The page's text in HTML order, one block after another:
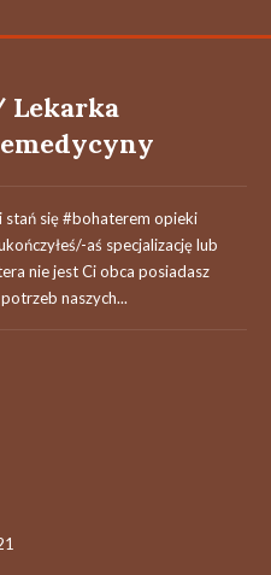
Lekarka
stań się #bohaterem​ opieki
aś specjalizację lub
nie jest Ci obca posiadasz
naszych...